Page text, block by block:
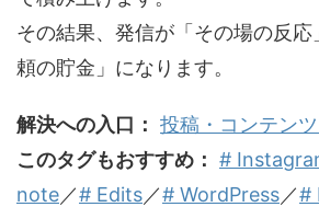
その結果、発信が「その場の反
頼の貯金」になります。
解決への入口： 投稿・コンテン
このタグもおすすめ： #
note／# Edits／# WordPress／#